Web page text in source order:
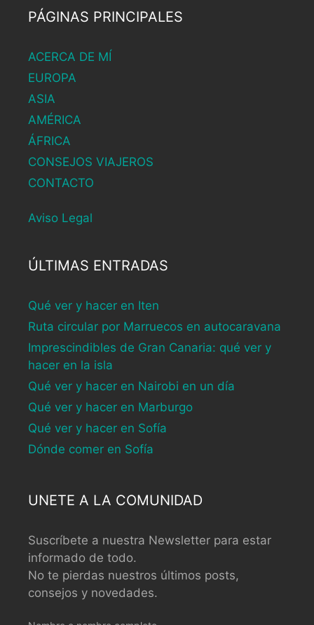
PÁGINAS PRINCIPALES
ACERCA DE MÍ
EUROPA
ASIA
AMÉRICA
ÁFRICA
CONSEJOS VIAJEROS
CONTACTO
Aviso Legal
ÚLTIMAS ENTRADAS
Qué ver y hacer en Iten
Ruta circular por Marruecos en autocaravana
Imprescindibles de Gran Canaria: qué ver y
hacer en la isla
Qué ver y hacer en Nairobi en un día
Qué ver y hacer en Marburgo
Qué ver y hacer en Sofía
Dónde comer en Sofía
UNETE A LA COMUNIDAD
Suscríbete a nuestra Newsletter para estar
informado de todo.
No te pierdas nuestros últimos posts,
consejos y novedades.